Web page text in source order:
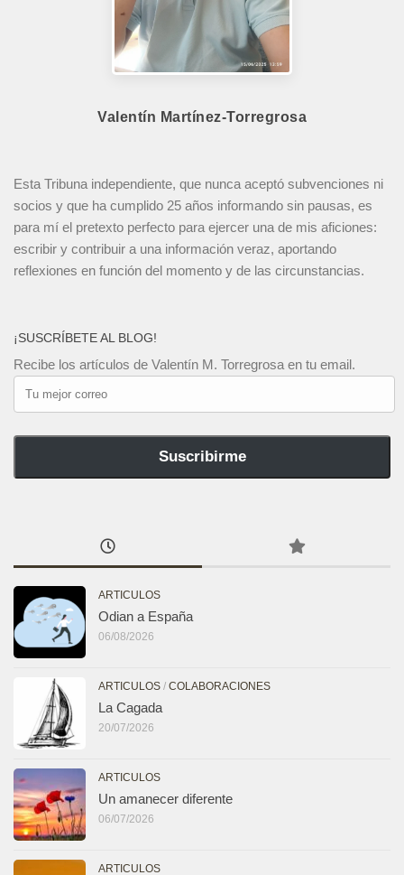
Valentín Martínez-Torregrosa
Esta Tribuna independiente, que nunca aceptó subvenciones ni
socios y que ha cumplido 25 años informando sin pausas, es
para mí el pretexto perfecto para ejercer una de mis aficiones:
escribir y contribuir a una información veraz, aportando
reflexiones en función del momento y de las circunstancias.
¡SUSCRÍBETE AL BLOG!
Recibe los artículos de Valentín M. Torregrosa en tu email.
mejor
Suscribirme
ARTICULOS
Odian a España
06/08/2026
ARTICULOS / COLABORACIONES
La Cagada
20/07/2026
ARTICULOS
Un amanecer diferente
06/07/2026
ARTICULOS